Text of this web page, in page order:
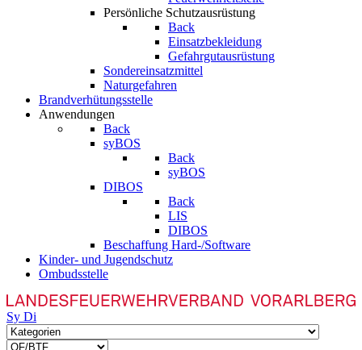
Persönliche Schutzausrüstung
Back
Einsatzbekleidung
Gefahrgutausrüstung
Sondereinsatzmittel
Naturgefahren
Brandverhütungsstelle
Anwendungen
Back
syBOS
Back
syBOS
DIBOS
Back
LIS
DIBOS
Beschaffung Hard-/Software
Kinder- und Jugendschutz
Ombudsstelle
Sy Di